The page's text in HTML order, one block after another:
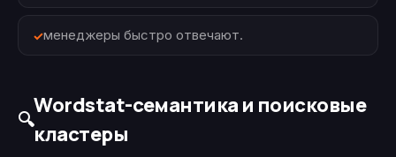
менеджеры быстро отвечают.
🔍
Wordstat-семантика и поисковые
кластеры